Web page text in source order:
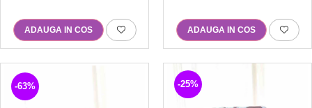
ADAUGA IN COS ADAUGA IN COS
-63% -25%